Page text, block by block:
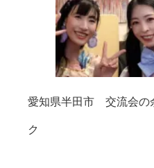
愛知県半田市 交流会の
ク